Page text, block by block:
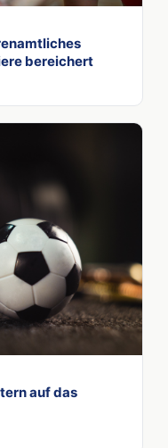
bereichert
auf das